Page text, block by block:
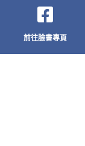
前往臉書專頁